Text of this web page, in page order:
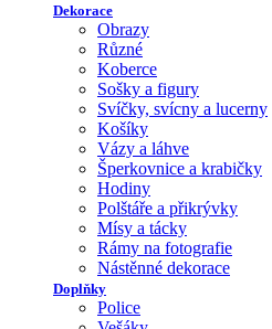
Dekorace
Obrazy
Různé
Koberce
Sošky a figury
Svíčky, svícny a lucerny
Košíky
Vázy a láhve
Šperkovnice a krabičky
Hodiny
Polštáře a přikrývky
Mísy a tácky
Rámy na fotografie
Nástěnné dekorace
Doplňky
Police